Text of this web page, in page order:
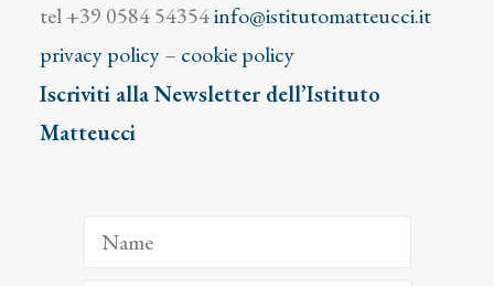
tel +39 0584 54354info@istitutomatteucci.it
privacy policy– cookie policy
Iscriviti alla Newsletter dell’Istituto
Matteucci